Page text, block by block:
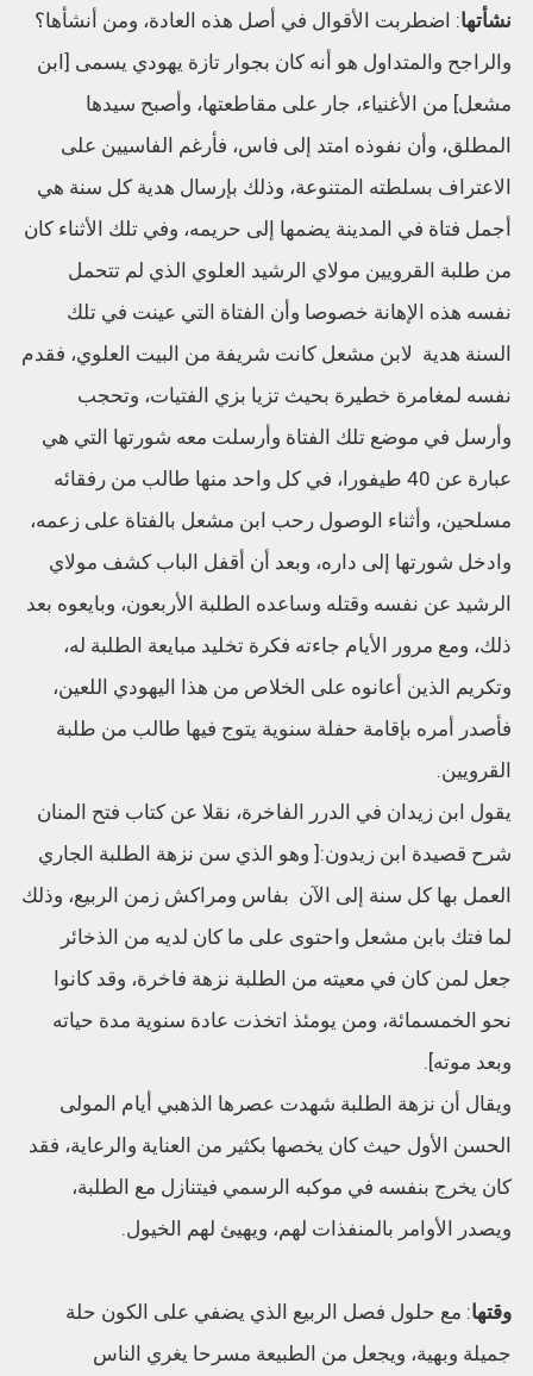
نشأتها: اضطربت الأقوال في أصل هذه العادة، ومن أنشأها؟
والراجح والمتداول هو أنه كان بجوار تازة يهودي يسمى [ابن
مشعل] من الأغنياء، جار على مقاطعتها، وأصبح سيدها
المطلق، وأن نفوذه امتد إلى فاس، فأرغم الفاسيين على
الاعتراف بسلطته المتنوعة، وذلك بإرسال هدية كل سنة هي
أجمل فتاة في المدينة يضمها إلى حريمه، وفي تلك الأثناء كان
من طلبة القرويين مولاي الرشيد العلوي الذي لم تتحمل
نفسه هذه الإهانة خصوصا وأن الفتاة التي عينت في تلك
السنة هدية لابن مشعل كانت شريفة من البيت العلوي، فقدم
نفسه لمغامرة خطيرة بحيث تزيا بزي الفتيات، وتحجب
وأرسل في موضع تلك الفتاة وأرسلت معه شورتها التي هي
عبارة عن 40 طيفورا، في كل واحد منها طالب من رفقائه
مسلحين، وأثناء الوصول رحب ابن مشعل بالفتاة على زعمه،
وادخل شورتها إلى داره، وبعد أن أقفل الباب كشف مولاي
الرشيد عن نفسه وقتله وساعده الطلبة الأربعون، وبايعوه بعد
ذلك، ومع مرور الأيام جاءته فكرة تخليد مبايعة الطلبة له،
وتكريم الذين أعانوه على الخلاص من هذا اليهودي اللعين،
فأصدر أمره بإقامة حفلة سنوية يتوج فيها طالب من طلبة
القرويين.
يقول ابن زيدان في الدرر الفاخرة، نقلا عن كتاب فتح المنان
شرح قصيدة ابن زيدون:[ وهو الذي سن نزهة الطلبة الجاري
العمل بها كل سنة إلى الآن بفاس ومراكش زمن الربيع، وذلك
لما فتك بابن مشعل واحتوى على ما كان لديه من الذخائر
جعل لمن كان في معيته من الطلبة نزهة فاخرة، وقد كانوا
نحو الخمسمائة، ومن يومئذ اتخذت عادة سنوية مدة حياته
وبعد موته].
ويقال أن نزهة الطلبة شهدت عصرها الذهبي أيام المولى
الحسن الأول حيث كان يخصها بكثير من العناية والرعاية، فقد
كان يخرج بنفسه في موكبه الرسمي فيتنازل مع الطلبة،
ويصدر الأوامر بالمنفذات لهم، ويهيئ لهم الخيول.
وقتها: مع حلول فصل الربيع الذي يضفي على الكون حلة
جميلة وبهية، ويجعل من الطبيعة مسرحا يغري الناس